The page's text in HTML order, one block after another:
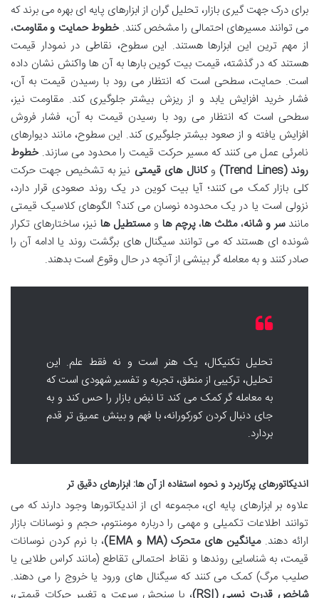
برای درک جهت گیری بازار، تحلیل گران از ابزارهای پایه ای بهره می برند که
می توانند مسیرهای احتمالی را مشخص کنند.خطوط حمایت و مقاومت،
از مهم ترین این ابزارها هستند. این سطوح، نقاطی در نمودار قیمت
هستند که در گذشته، قیمت بیت کوین بارها به آن ها واکنش نشان داده
است. حمایت، سطحی است که انتظار می رود با رسیدن قیمت به آن،
فشار خرید افزایش یابد و از ریزش بیشتر جلوگیری کند. مقاومت نیز،
سطحی است که انتظار می رود با رسیدن قیمت به آن، فشار فروش
افزایش یافته و از صعود بیشتر جلوگیری کند. این سطوح، مانند دیوارهای
نامرئی عمل می کنند که مسیر حرکت قیمت را محدود می سازند.خطوط
روند (Trend Lines)
وکانال های قیمتی نیز به تشخیص جهت حرکت
کلی بازار کمک می کنند؛ آیا بیت کوین در یک روند صعودی قرار دارد،
نزولی است یا در یک محدوده نوسان می کند؟ الگوهای کلاسیک قیمتی
مانندسر و شانه،مثلث ها،پرچم ها ومستطیل ها نیز، ساختارهای تکرار
شونده ای هستند که می توانند سیگنال های برگشت روند یا ادامه آن را
صادر کنند و به معامله گر بینشی از آنچه در حال وقوع است بدهند.
تحلیل تکنیکال، یک هنر است و نه فقط علم. این
تحلیل، ترکیبی از منطق، تجربه و تفسیر شهودی است که
به معامله گر کمک می کند تا نبض بازار را حس کند و به
جای دنبال کردن کورکورانه، با فهم و بینش عمیق تر قدم
بردارد.
اندیکاتورهای پرکاربرد و نحوه استفاده از آن ها: ابزارهای دقیق تر
علاوه بر ابزارهای پایه ای، مجموعه ای از اندیکاتورها وجود دارند که می
توانند اطلاعات تکمیلی و مهمی را درباره مومنتوم، حجم و نوسانات بازار
ارائه دهند.میانگین های متحرک (MA و EMA)
، با نرم کردن نوسانات
قیمت، به شناسایی روندها و نقاط احتمالی تقاطع (مانند کراس طلایی یا
صلیب مرگ) کمک می کنند که سیگنال های ورود یا خروج را می دهند.